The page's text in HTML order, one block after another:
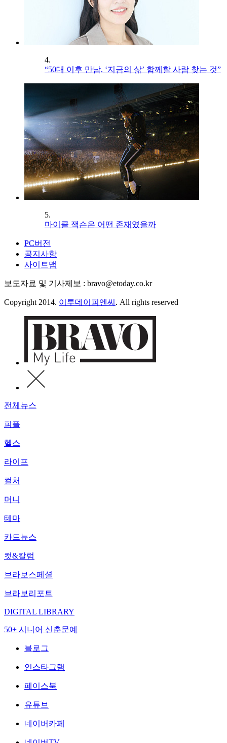
4.
“50대 이후 만남, ‘지금의 삶’ 함께할 사람 찾는 것”
5.
마이클 잭슨은 어떤 존재였을까
PC버전
공지사항
사이트맵
보도자료 및 기사제보 : bravo@etoday.co.kr
Copyright 2014. 이투데이피엔씨 . All rights reserved
전체뉴스
피플
헬스
라이프
컬처
머니
테마
카드뉴스
컷&칼럼
브라보스페셜
브라보리포트
DIGITAL LIBRARY
50+ 시니어 신춘문예
블로그
인스타그램
페이스북
유튜브
네이버카페